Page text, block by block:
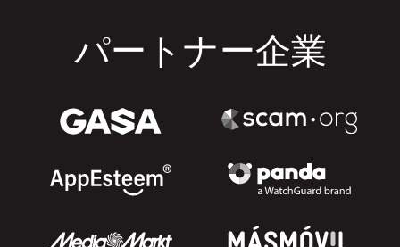
パートナー企業